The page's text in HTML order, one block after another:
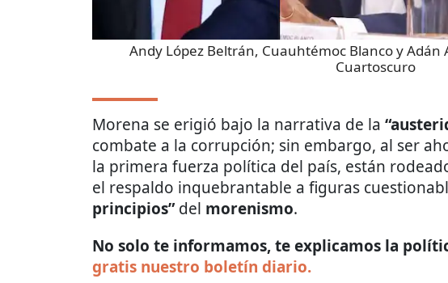
Andy López Beltrán, Cuauhtémoc Blanco y
Cuartoscuro
Morena se erigió bajo la narrativa de la
combate a la corrupción; sin embargo, al ser
la primera fuerza política del país, están
el respaldo inquebrantable a figuras
principios”del morenismo.
No solo te informamos, te explicamos la
gratis nuestro boletín diario.